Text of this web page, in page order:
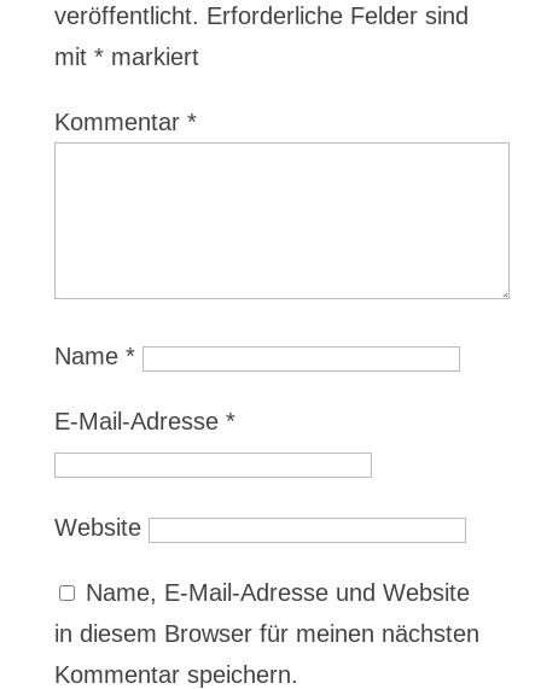
veröffentlicht. Erforderliche Felder sind
mit *markiert
Kommentar *
Name *
E-Mail-Adresse *
Website
Name, E-Mail-Adresse und Website
in diesem Browser für meinen nächsten
Kommentar speichern.